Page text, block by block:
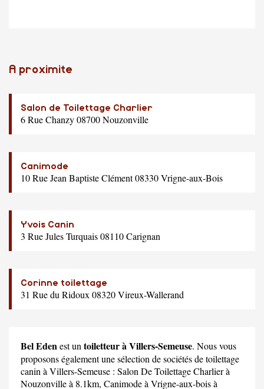
A proximite
Salon de Toilettage Charlier
6 Rue Chanzy 08700 Nouzonville
Canimode
10 Rue Jean Baptiste Clément 08330 Vrigne-aux-Bois
Yvois Canin
3 Rue Jules Turquais 08110 Carignan
Corinne toilettage
31 Rue du Ridoux 08320 Vireux-Wallerand
Bel Edenest un toiletteur à Villers-Semeuse. Nous vous
proposons également une sélection de sociétés de toilettage
canin à Villers-Semeuse : Salon De Toilettage Charlierà
Nouzonville à 8.1km, Canimodeà Vrigne-aux-bois à